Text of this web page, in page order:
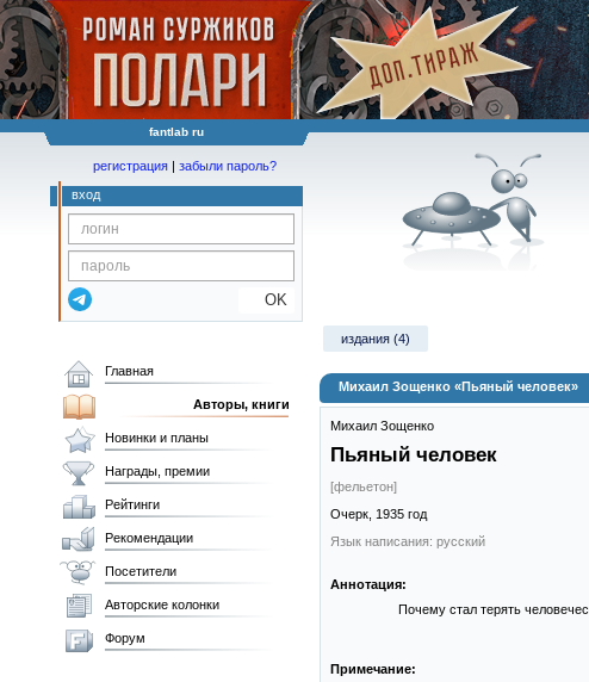
fantlab ru
регистрация | забыли пароль?
вход
OK
издания (4)
Михаил Зощенко «Пьяный человек»
Михаил Зощенко
Пьяный человек
[фельетон]
Очерк, 1935 год
Язык написания: русский
Аннотация:
Почему стал терять
Примечание:
Главная
Авторы, книги
Новинки и планы
Награды, премии
Рейтинги
Рекомендации
Посетители
Авторские колонки
Форум